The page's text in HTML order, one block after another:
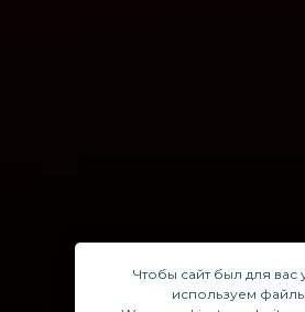
Чтобы сайт был для
используем файлы